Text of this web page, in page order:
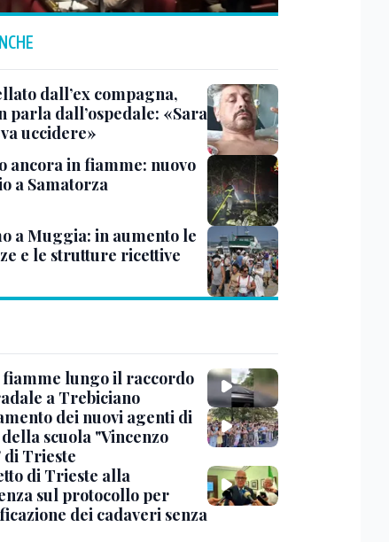
dall’ex compagna,
parla dall’ospedale: «Sara
uccidere»
ancora in fiamme: nuovo
a Samatorza
a Muggia: in aumento le
e le strutture ricettive
fiamme lungo il raccordo
a Trebiciano
dei nuovi agenti di
scuola "Vincenzo
di Trieste
di Trieste alla
sul protocollo per
dei cadaveri senza